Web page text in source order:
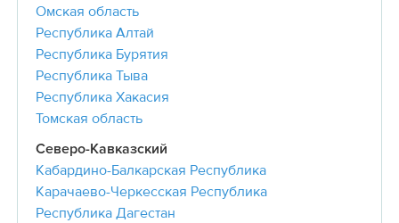
Омская область
Республика Алтай
Республика Бурятия
Республика Тыва
Республика Хакасия
Томская область
Северо-Кавказский
Кабардино-Балкарская Республика
Карачаево-Черкесская Республика
Республика Дагестан